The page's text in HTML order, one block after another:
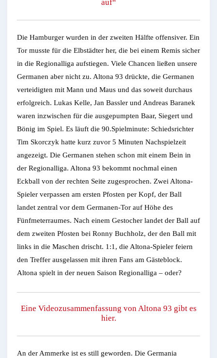
auf“
Die Hamburger wurden in der zweiten Hälfte offensiver. Ein
Tor musste für die Elbstädter her, die bei einem Remis sicher
in die Regionalliga aufstiegen. Viele Chancen ließen unsere
Germanen aber nicht zu. Altona 93 drückte, die Germanen
verteidigten mit Mann und Maus und das soweit durchaus
erfolgreich. Lukas Kelle, Jan Bassler und Andreas Baranek
waren inzwischen für die ausgepumpten Baar, Siegert und
Bönig im Spiel. Es läuft die 90.Spielminute: Schiedsrichter
Tim Skorczyk hatte kurz zuvor 5 Minuten Nachspielzeit
angezeigt. Die Germanen stehen schon mit einem Bein in
der Regionalliga. Altona 93 bekommt nochmal einen
Eckball von der rechten Seite zugesprochen. Zwei Altona-
Spieler verpassen am ersten Pfosten per Kopf, der Ball
landet zentral vor dem Germanen-Tor auf Höhe des
Fünfmeterraumes. Nach einem Gestocher landet der Ball auf
dem zweiten Pfosten bei Ronny Buchholz, der den Ball mit
links in die Maschen drischt. 1:1, die Altona-Spieler feiern
den Treffer ausgelassen mit ihren Fans am Gästeblock.
Altona spielt in der neuen Saison Regionalliga – oder?
Eine Videozusammenfassung von Altona 93 gibt es
hier.
An der Ammerke ist es still geworden. Die Germania